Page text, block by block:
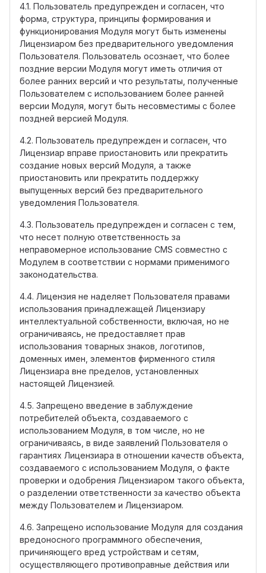
4.1. Пользователь предупрежден и согласен, что
форма, структура, принципы формирования и
функционирования Модуля могут быть изменены
Лицензиаром без предварительного уведомления
Пользователя. Пользователь осознает, что более
поздние версии Модуля могут иметь отличия от
более ранних версий и что результаты, полученные
Пользователем с использованием более ранней
версии Модуля, могут быть несовместимы с более
поздней версией Модуля.
4.2. Пользователь предупрежден и согласен, что
Лицензиар вправе приостановить или прекратить
создание новых версий Модуля, а также
приостановить или прекратить поддержку
выпущенных версий без предварительного
уведомления Пользователя.
4.3. Пользователь предупрежден и согласен с тем,
что несет полную ответственность за
неправомерное использование CMS совместно с
Модулем в соответствии с нормами применимого
законодательства.
4.4. Лицензия не наделяет Пользователя правами
использования принадлежащей Лицензиару
интеллектуальной собственности, включая, но не
ограничиваясь, не предоставляет прав
использования товарных знаков, логотипов,
доменных имен, элементов фирменного стиля
Лицензиара вне пределов, установленных
настоящей Лицензией.
4.5. Запрещено введение в заблуждение
потребителей объекта, создаваемого с
использованием Модуля, в том числе, но не
ограничиваясь, в виде заявлений Пользователя о
гарантиях Лицензиара в отношении качеств объекта,
создаваемого с использованием Модуля, о факте
проверки и одобрения Лицензиаром такого объекта,
о разделении ответственности за качество объекта
между Пользователем и Лицензиаром.
4.6. Запрещено использование Модуля для создания
вредоносного программного обеспечения,
причиняющего вред устройствам и сетям,
осуществляющего противоправные действия или